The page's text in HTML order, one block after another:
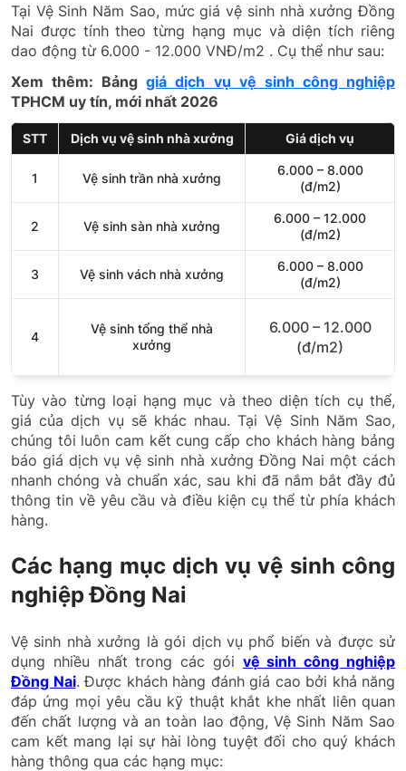
Tại Vệ Sinh Năm Sao, mức giá vệ sinh nhà xưởng Đồng
Nai được tính theo từng hạng mục và diện tích riêng
dao động từ 6.000 - 12.000 VNĐ/m2 . Cụ thể như sau:
Xem thêm: Bảnggiá dịch vụ vệ sinh công nghiệp
TPHCM uy tín, mới nhất 2026
STT Dịch vụ vệ sinh nhà xưởng Giá dịch vụ
1 Vệ sinh trần nhà xưởng
6.000 – 8.000
(đ/m2)
2 Vệ sinh sàn nhà xưởng
6.000 – 12.000
(đ/m2)
3 Vệ sinh vách nhà xưởng
6.000 – 8.000
(đ/m2)
4
Vệ sinh tổng thể nhà
xưởng
6.000 – 12.000
(đ/m2)
Tùy vào từng loại hạng mục và theo diện tích cụ thể,
giá của dịch vụ sẽ khác nhau. Tại Vệ Sinh Năm Sao,
chúng tôi luôn cam kết cung cấp cho khách hàng bảng
báo giá dịch vụ vệ sinh nhà xưởng Đồng Nai một cách
nhanh chóng và chuẩn xác, sau khi đã nắm bắt đầy đủ
thông tin về yêu cầu và điều kiện cụ thể từ phía khách
hàng.
Các hạng mục dịch vụ vệ sinh công
nghiệp Đồng Nai
Vệ sinh nhà xưởng là gói dịch vụ phổ biến và được sử
dụng nhiều nhất trong các gói vệ sinh công nghiệp
Đồng Nai. Được khách hàng đánh giá cao bởi khả năng
đáp ứng mọi yêu cầu kỹ thuật khắt khe nhất liên quan
đến chất lượng và an toàn lao động, Vệ Sinh Năm Sao
cam kết mang lại sự hài lòng tuyệt đối cho quý khách
hàng thông qua các hạng mục: